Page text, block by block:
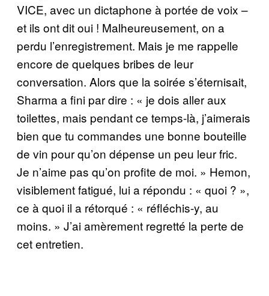
VICE, avec un dictaphone à portée de voix –
et ils ont dit oui ! Malheureusement, on a
perdu l’enregistrement. Mais je me rappelle
encore de quelques bribes de leur
conversation. Alors que la soirée s’éternisait,
Sharma a fini par dire : « je dois aller aux
toilettes, mais pendant ce temps-là, j’aimerais
bien que tu commandes une bonne bouteille
de vin pour qu’on dépense un peu leur fric.
Je n’aime pas qu’on profite de moi. » Hemon,
visiblement fatigué, lui a répondu : « quoi ? »,
ce à quoi il a rétorqué : « réfléchis-y, au
moins. » J’ai amèrement regretté la perte de
cet entretien.